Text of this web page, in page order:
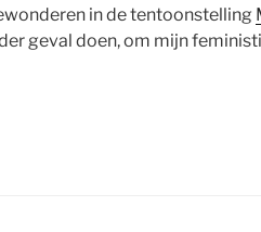
in de tentoonstelling
geval doen, om mijn